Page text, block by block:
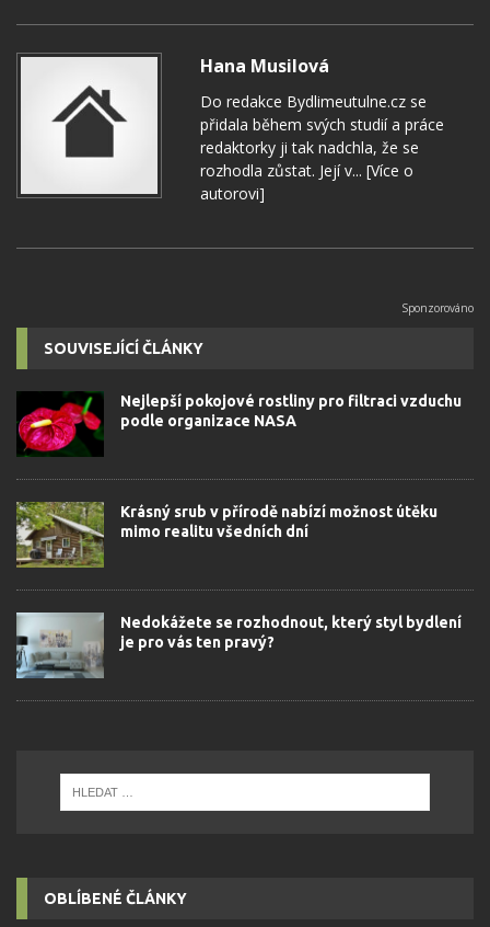
Hana Musilová
Do redakce Bydlimeutulne.cz se
přidala během svých studií a práce
redaktorky ji tak nadchla, že se
rozhodla zůstat. Její v... [Více o
autorovi]
SOUVISEJÍCÍ ČLÁNKY
Nejlepší pokojové rostliny pro filtraci vzduchu
podle organizace NASA
Krásný srub v přírodě nabízí možnost útěku
mimo realitu všedních dní
Nedokážete se rozhodnout, který styl bydlení
je pro vás ten pravý?
OBLÍBENÉ ČLÁNKY